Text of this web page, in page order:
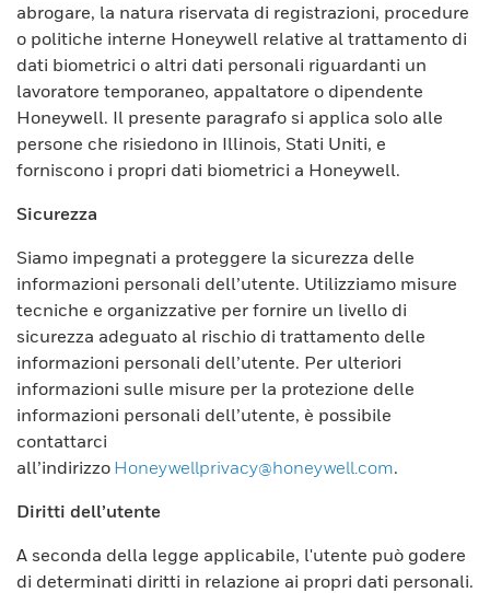
abrogare, la natura riservata di registrazioni, procedure
o politiche interne Honeywell relative al trattamento di
dati biometrici o altri dati personali riguardanti un
lavoratore temporaneo, appaltatore o dipendente
Honeywell. Il presente paragrafo si applica solo alle
persone che risiedono in Illinois, Stati Uniti, e
forniscono i propri dati biometrici a Honeywell.
Sicurezza
Siamo impegnati a proteggere la sicurezza delle
informazioni personali dell’utente. Utilizziamo misure
tecniche e organizzative per fornire un livello di
sicurezza adeguato al rischio di trattamento delle
informazioni personali dell’utente. Per ulteriori
informazioni sulle misure per la protezione delle
informazioni personali dell’utente, è possibile
contattarci
all’indirizzo Honeywellprivacy@honeywell.com.
Diritti dell’utente
A seconda della legge applicabile, l'utente può godere
di determinati diritti in relazione ai propri dati personali.